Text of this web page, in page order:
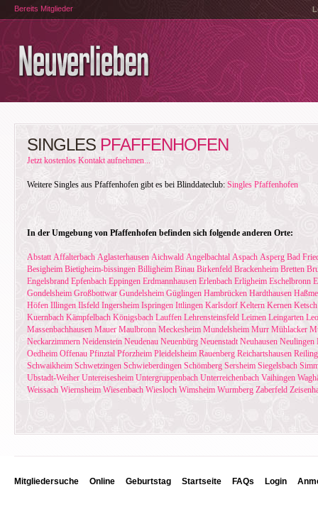
Bereits Mitglieder
SINGLES PFAFFENHOFEN
Jetzt kostenlos Kontakt aufnehmen...
Weitere Singles aus Pfaffenhofen gibt es bei Blinddateclub: Singles Pfaffenhofen
In der Umgebung von Pfaffenhofen befinden sich folgende anderen Orte:
Abstatt Affalterbach Aglasterhausen Aichwald Angelbachtal Aspach Asperg Bad
Besigheim Bietigheim-bissingen Billigheim Binau Birkenfeld Brackenheim Bretten
Engelsbrand Epfenbach Eppingen Erdmannhausen Erlenbach Erligheim Eschelbronn
Gondelsheim Großbottwar Gundelsheim Güglingen Hambrücken Hardthausen
Höfen Illingen Ilsfeld Ingersheim Ispringen Ittlingen Karlsdorf Keltern Kernen Ketsch
Kuernbach Kämpfelbach Königsbach Lauffen Lehrensteinsfeld Leimen Leingarten
Massenbachhausen Mauer Maulbronn Meckesheim Mundelsheim Murr Mühlacker
Neckarzimmern Neidenstein Neudenau Neuenbürg Neuenstadt Neuhausen Neulingen
Oedheim Offenau Pfinztal Pforzheim Pleidelsheim Rauenberg Reichartshausen
Schwaikheim Schwetzingen Schwieberdingen Schömberg Sersheim Siegelsbach
Ubstadt-Weiher Untereisesheim Untergruppenbach Unterreichenbach Vaihingen
Weissach Wiernsheim Wiesenbach Wiesloch Wimsheim Wurmberg Zaberfeld
Mitgliedersuche Online Geburtstag Startseite FAQs Login